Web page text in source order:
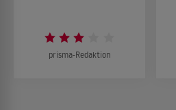
prisma-Redaktion